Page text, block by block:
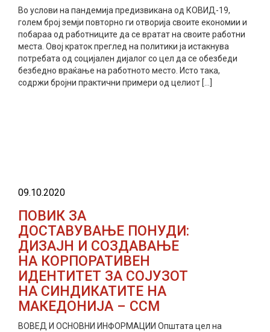
Во услови на пандемија предизвикана од КОВИД-19,
голем број земји повторно ги отворија своите економии и
побараа од работниците да се вратат на своите работни
места. Овој краток преглед на политики ја истакнува
потребата од социјален дијалог со цел да се обезбеди
безбедно враќање на работното место. Исто така,
содржи бројни практични примери од целиот […]
09.10.2020
ПОВИК ЗА
ДОСТАВУВАЊЕ ПОНУДИ:
ДИЗАЈН И СОЗДАВАЊЕ
НА КОРПОРАТИВЕН
ИДЕНТИТЕТ ЗА СОЈУЗОТ
НА СИНДИКАТИТЕ НА
МАКЕДОНИЈА – ССМ
ВОВЕД И ОСНОВНИ ИНФОРМАЦИИ Општата цел на